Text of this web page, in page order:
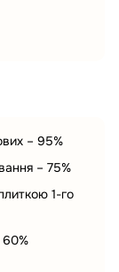
– 95%
– 75%
1-го
60%